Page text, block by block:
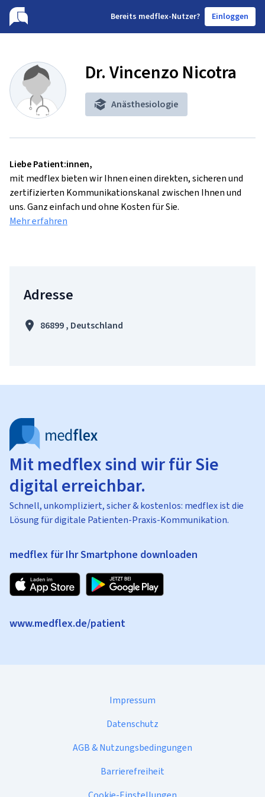
Bereits medflex-Nutzer? Einloggen
Dr. Vincenzo Nicotra
Anästhesiologie
Liebe Patient:innen,
mit medflex bieten wir Ihnen einen direkten, sicheren und
zertifizierten Kommunikationskanal zwischen Ihnen und
uns. Ganz einfach und ohne Kosten für Sie.
Mehr erfahren
Adresse
86899 , Deutschland
Mit medflex sind wir für Sie
digital erreichbar.
Schnell, unkompliziert, sicher & kostenlos: medflex ist die
Lösung für digitale Patienten-Praxis-Kommunikation.
medflex für Ihr Smartphone downloaden
www.medflex.de/patient
Impressum
Datenschutz
AGB & Nutzungsbedingungen
Barrierefreiheit